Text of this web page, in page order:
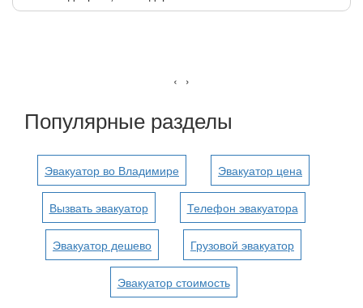
‹ ›
Популярные разделы
Эвакуатор во Владимире Эвакуатор цена
Вызвать эвакуатор Телефон эвакуатора
Эвакуатор дешево Грузовой эвакуатор
Эвакуатор стоимость